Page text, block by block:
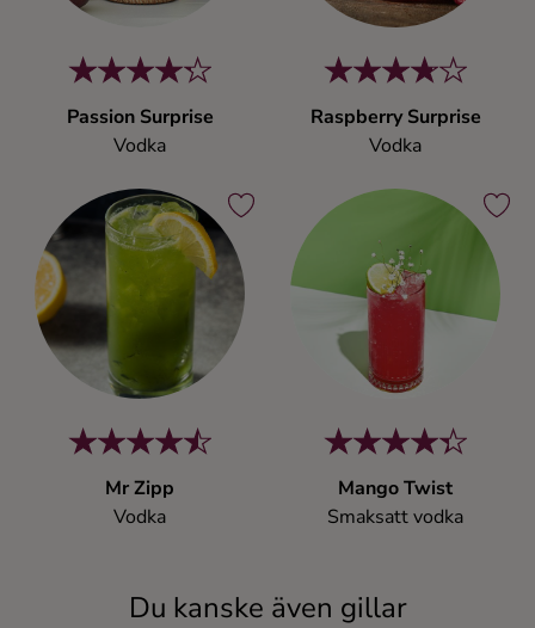
Passion Surprise
Vodka
Raspberry Surprise
Vodka
Mr Zipp
Vodka
Mango Twist
Smaksatt vodka
Du kanske även gillar